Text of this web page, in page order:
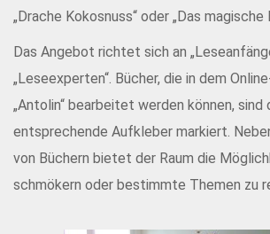
„Drache Kokosnuss“ oder „Das magische
Das Angebot richtet sich an
„Leseexperten“. Bücher, die in dem
„Antolin“ bearbeitet werden können, sind
entsprechende Aufkleber markiert.
von Büchern bietet der Raum die
schmökern oder bestimmte Themen zu